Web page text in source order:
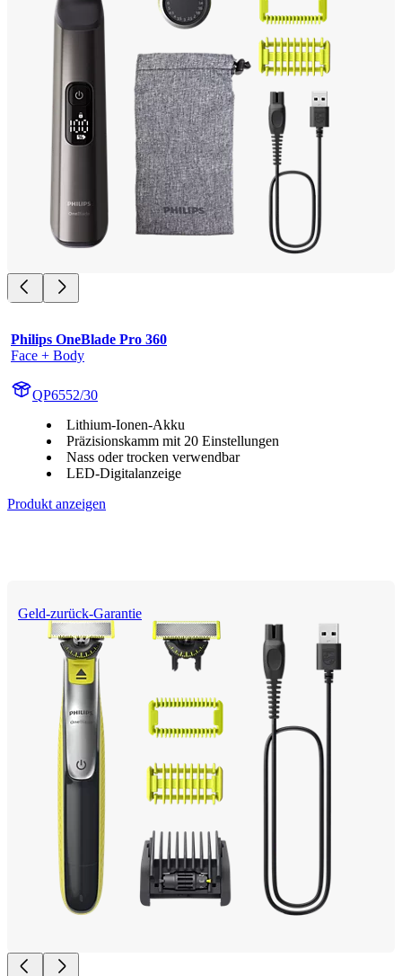
Philips OneBlade Pro 360
Face + Body
QP6552/30
Lithium-Ionen-Akku
Präzisionskamm mit 20 Einstellungen
Nass oder trocken verwendbar
LED-Digitalanzeige
Produkt anzeigen
Geld-zurück-Garantie